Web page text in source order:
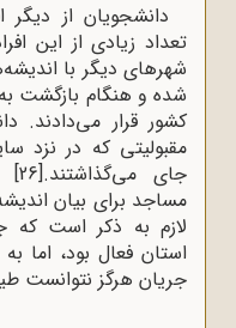
دانشجویان از دیگر
تعداد زیادی از این
شهرهای دیگر با
شده و هنگام بازگشت
کشور قرار می‌دادند.
مقبولیتی که در نزد
جای می‌گذاشتند.[26]
مساجد برای بیان
لازم به ذکر است که
استان فعال بود، اما
جریان‌ هرگز نتوانست